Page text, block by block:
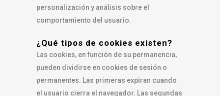
personalización y análisis sobre el
comportamiento del usuario.
¿Qué tipos de cookies existen?
Las cookies, en función de su permanencia,
pueden dividirse en cookies de sesión o
permanentes. Las primeras expiran cuando
el usuario cierra el navegador. Las segundas